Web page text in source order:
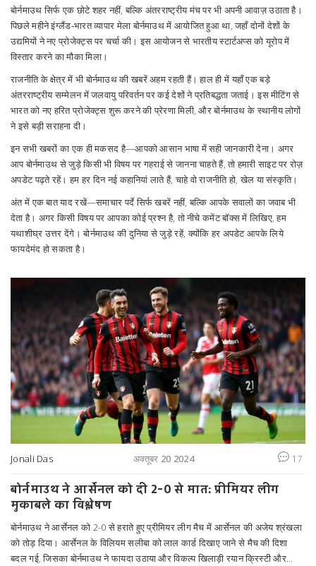
बोर्नमाउथ सिर्फ एक छोटे शहर नहीं, बल्कि अंतरराष्ट्रीय मंच पर भी अपनी आवाज़ उठाता है।
पिछले महीने इंग्लैंड‑भारत व्यापार मेला बोर्नमाउथ में आयोजित हुआ था, जहाँ दोनों देशों के
उद्यमियों ने नए प्रोजेक्ट्स पर चर्चा की। इस आयोजन से भारतीय स्टार्टअप्स को यूरोप में
विस्तार करने का मौका मिला।
राजनीति के क्षेत्र में भी बोर्नमाउथ की खबरें अहम रहती हैं। हाल ही में यहाँ एक बड़े
अंतरराष्ट्रीय सम्मेलन में जलवायु परिवर्तन पर कई देशों ने प्रतिबद्धता जताई। इस मीटिंग से
भारत को नए हरित प्रोजेक्ट्स शुरू करने की प्रेरणा मिली, और बोर्नमाउथ के स्थानीय लोगों
ने इसे बड़ी सराहना दी।
इन सभी खबरों का एक ही मकसद है—आपको आसान भाषा में सही जानकारी देना। अगर
आप बोर्नमाउथ से जुड़े किसी भी विषय पर गहराई से जानना चाहते हैं, तो हमारी साइट पर रोज़
अपडेट पढ़ते रहें। हम हर दिन नई कहानियां लाते हैं, चाहे वो राजनीति हो, खेल या संस्कृति।
अंत में एक बात याद रखें—समाचार पर्दे सिर्फ खबरें नहीं, बल्कि आपके सवालों का जवाब भी
देता है। अगर किसी विषय पर आपका कोई प्रश्न है, तो नीचे कमेंट बॉक्स में लिखिए, हम
यथाशीघ्र उत्तर देंगे। बोर्नमाउथ की दुनिया से जुड़े रहें, क्योंकि हर अपडेट आपके लिये
फायदेमंद हो सकता है।
Jonali Das अक्तूबर 20 2024 17
बोर्नमाउथ ने आर्सेनल को दी 2-0 से मात: प्रीमियर लीग
मुकाबले का विश्लेषण
बोर्नमाउथ ने आर्सेनल को 2-0 से हराते हुए प्रीमियर लीग मैच में आर्सेनल की अजेय श्रंखला
को तोड़ दिया। आर्सेनल के विलियम सलीबा को लाल कार्ड दिखाए जाने से मैच की दिशा
बदल गई, जिसका बोर्नमाउथ ने फायदा उठाया और विकल्प खिलाड़ी रयान क्रिस्टी और